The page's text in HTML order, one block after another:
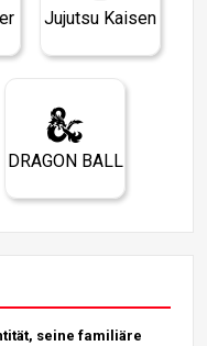
Jujutsu Kaisen
DRAGON BALL
seine familiäre